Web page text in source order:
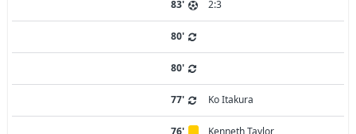
83'
2:3
80'
80'
77' Ko Itakura
76' Kenneth Taylor